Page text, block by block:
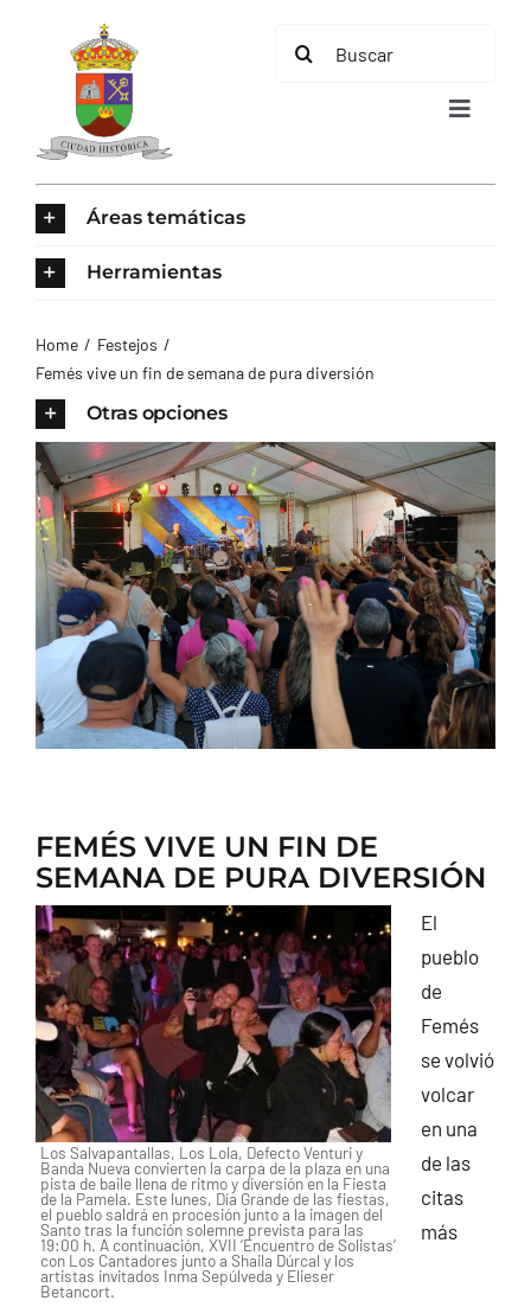
contenido
Buscar:
Toggle
AYUNTAMIENTO
TURISMO
CONTACTO
Áreas temáticas
Herramientas
Home
Festejos
Femés vive un fin de semana de pura diversión
Otras opciones
FEMÉS VIVE UN FIN DE
SEMANA DE PURA DIVERSIÓN
Los Salvapantallas, Los Lola, Defecto Venturi y
Banda Nueva convierten la carpa de la plaza en una
pista de baile llena de ritmo y diversión en la Fiesta
de la Pamela. Este lunes, Día Grande de las fiestas,
el pueblo saldrá en procesión junto a la imagen del
Santo tras la función solemne prevista para las
19:00 h. A continuación, XVII ‘Encuentro de Solistas’
con Los Cantadores junto a Shaila Dúrcal y los
artistas invitados Inma Sepúlveda y Elieser
Betancort.
El
pueblo
de
Femés
se volvió
volcar
en una
de las
citas
más